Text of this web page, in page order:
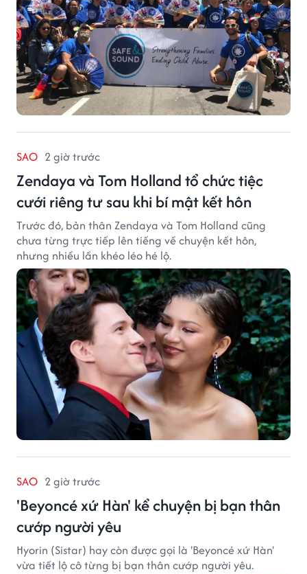
SAO 2 giờ trước
Zendaya và Tom Holland tổ chức tiệc
cưới riêng tư sau khi bí mật kết hôn
Trước đó, bản thân Zendaya và Tom Holland cũng
chưa từng trực tiếp lên tiếng về chuyện kết hôn,
nhưng nhiều lần khéo léo hé lộ.
SAO 2 giờ trước
'Beyoncé xứ Hàn' kể chuyện bị bạn thân
cướp người yêu
Hyorin (Sistar) hay còn được gọi là 'Beyoncé xứ Hàn'
vừa tiết lộ cô từng bị bạn thân cướp người yêu.